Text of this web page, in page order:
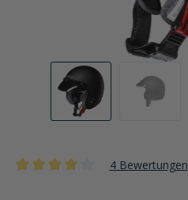
4 Bewertungen